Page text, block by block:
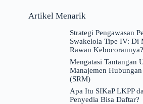
Artikel Menarik
Strategi Pengawasan
Swakelola Tipe IV: Di
Rawan Kebocorannya?
Mengatasi Tantangan
Manajemen Hubungan
(SRM)
Apa Itu SIKaP LKPP
Penyedia Bisa Daftar?